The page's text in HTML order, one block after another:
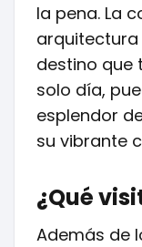
la pena. La
arquitectura
destino que
solo día,
esplendor
su vibrante
¿Qué
Además de